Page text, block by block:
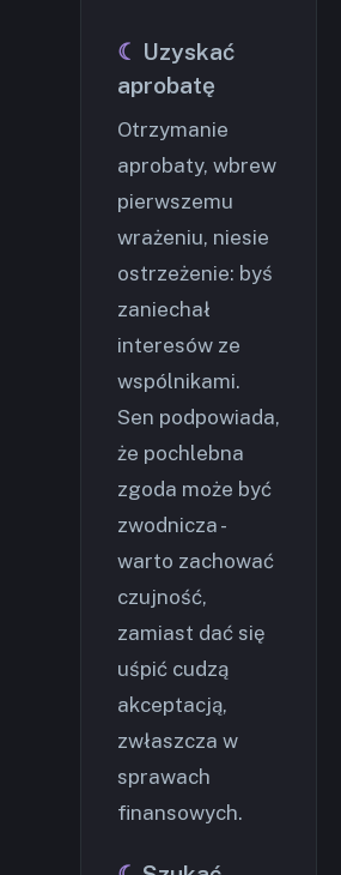
Uzyskać
aprobatę
Otrzymanie
aprobaty, wbrew
pierwszemu
wrażeniu, niesie
ostrzeżenie: byś
zaniechał
interesów ze
wspólnikami.
Sen podpowiada,
że pochlebna
zgoda może być
zwodnicza -
warto zachować
czujność,
zamiast dać się
uśpić cudzą
akceptacją,
zwłaszcza w
sprawach
finansowych.